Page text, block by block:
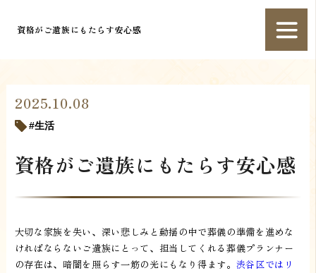
資格がご遺族にもたらす安心感
2025.10.08
生活
資格がご遺族にもたらす安心感
大切な家族を失い、深い悲しみと動揺の中で葬儀の準備を進めな
ければならないご遺族にとって、担当してくれる葬儀プランナー
の存在は、暗闇を照らす一筋の光にもなり得ます。 渋谷区ではリ